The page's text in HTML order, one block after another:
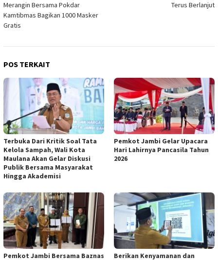
Merangin Bersama Pokdar
Kamtibmas Bagikan 1000 Masker
Gratis
Terus Berlanjut
POS TERKAIT
Terbuka Dari Kritik Soal Tata
Kelola Sampah, Wali Kota
Maulana Akan Gelar Diskusi
Publik Bersama Masyarakat
Hingga Akademisi
Pemkot Jambi Gelar Upacara
Hari Lahirnya Pancasila Tahun
2026
Pemkot Jambi Bersama Baznas
Berikan Kenyamanan dan